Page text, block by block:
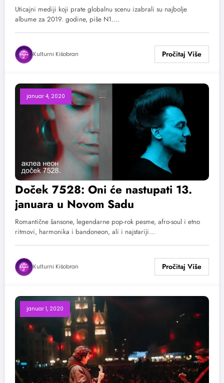
Uticajni mediji koji prate globalnu scenu izabrali su najbolje
albume za 2019. godine, piše N1.…
Kulturni Kišobran
januar 4, 2020
Doček 7528: Oni će nastupati 13.
januara u Novom Sadu
Romantične šansone, legendarne pop-rok pesme, afro-soul i etno
ritmovi, harmonika i bandoneon, ali i najstariji…
Kulturni Kišobran
januar 1, 2020